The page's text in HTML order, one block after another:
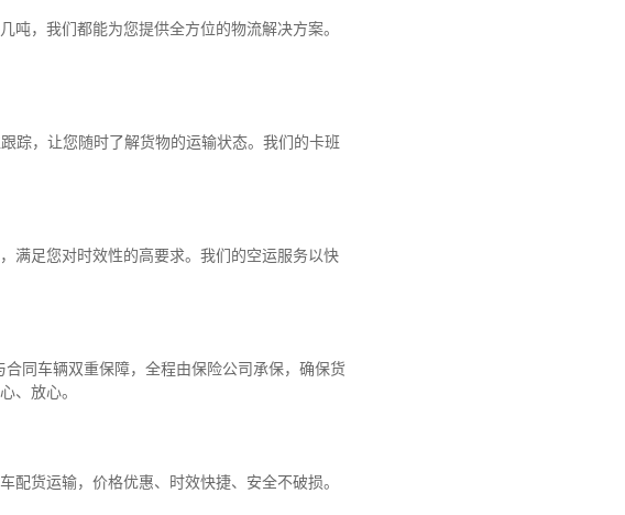
，我们都能为您提供全方位的物流解决方案。
踪，让您随时了解货物的运输状态。我们的卡班
满足您对时效性的高要求。我们的空运服务以快
同车辆双重保障，全程由保险公司承保，确保货
、放心。
货运输，价格优惠、时效快捷、安全不破损。